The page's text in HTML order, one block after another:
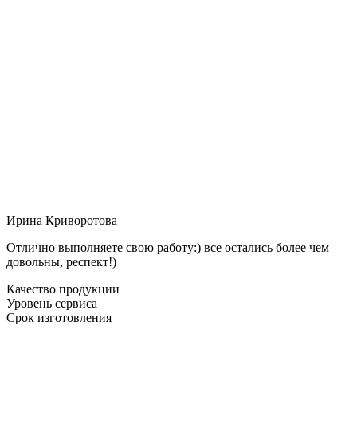
Ирина Криворотова
Отлично выполняете свою работу:) все остались более чем
довольны, респект!)
Качество продукции
Уровень сервиса
Срок изготовления